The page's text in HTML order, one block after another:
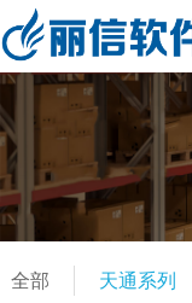
全部 天通系列